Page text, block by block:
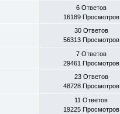
6 Ответов
16189 Просмотров
30 Ответов
56313 Просмотров
7 Ответов
29461 Просмотров
23 Ответов
48728 Просмотров
11 Ответов
19225 Просмотров